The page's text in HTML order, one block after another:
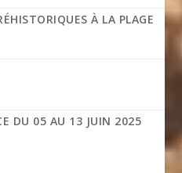
À LA PLAGE
DU 05 AU 13 JUIN 2025